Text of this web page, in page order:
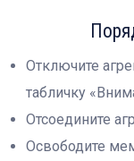
Отключите
табличку
Отсоедините
Освободите